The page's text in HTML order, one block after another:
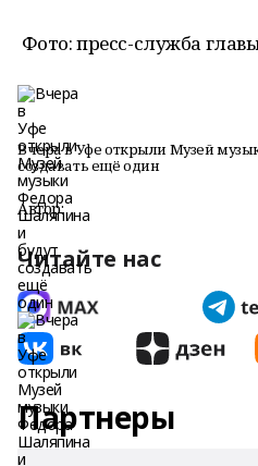
Фото: пресс-служба
Вчера в Уфе открыли Музей
создавать ещё один
Автор:
Читайте нас
Партнеры